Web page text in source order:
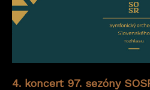
4. koncert 97. sezóny